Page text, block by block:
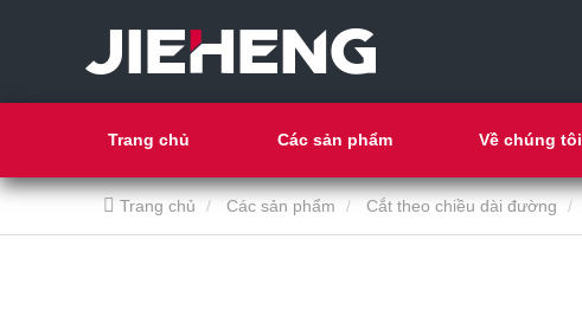
Trang chủ Các sản phẩm Về chúng tôi
Trang chủ Các sản phẩm Cắt theo chiều dài đường